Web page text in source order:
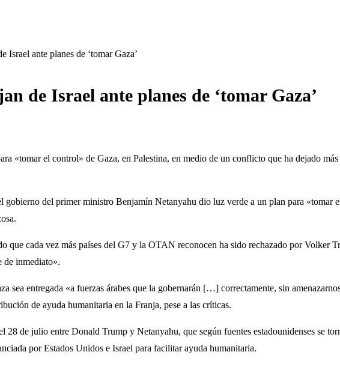
Israel ante planes de ‘tomar Gaza’
de Israel ante planes de ‘tomar Gaza’
«tomar el control» de Gaza, en Palestina, en medio de un conflicto que ha dejado
gobierno del primer ministro Benjamín Netanyahu dio luz verde a un plan para
que cada vez más países del G7 y la OTAN reconocen ha sido rechazado por Volker
de inmediato».
sea entregada «a fuerzas árabes que la gobernarán […] correctamente, sin
de ayuda humanitaria en la Franja, pese a las críticas.
28 de julio entre Donald Trump y Netanyahu, que según fuentes estadounidenses se
por Estados Unidos e Israel para facilitar ayuda humanitaria.